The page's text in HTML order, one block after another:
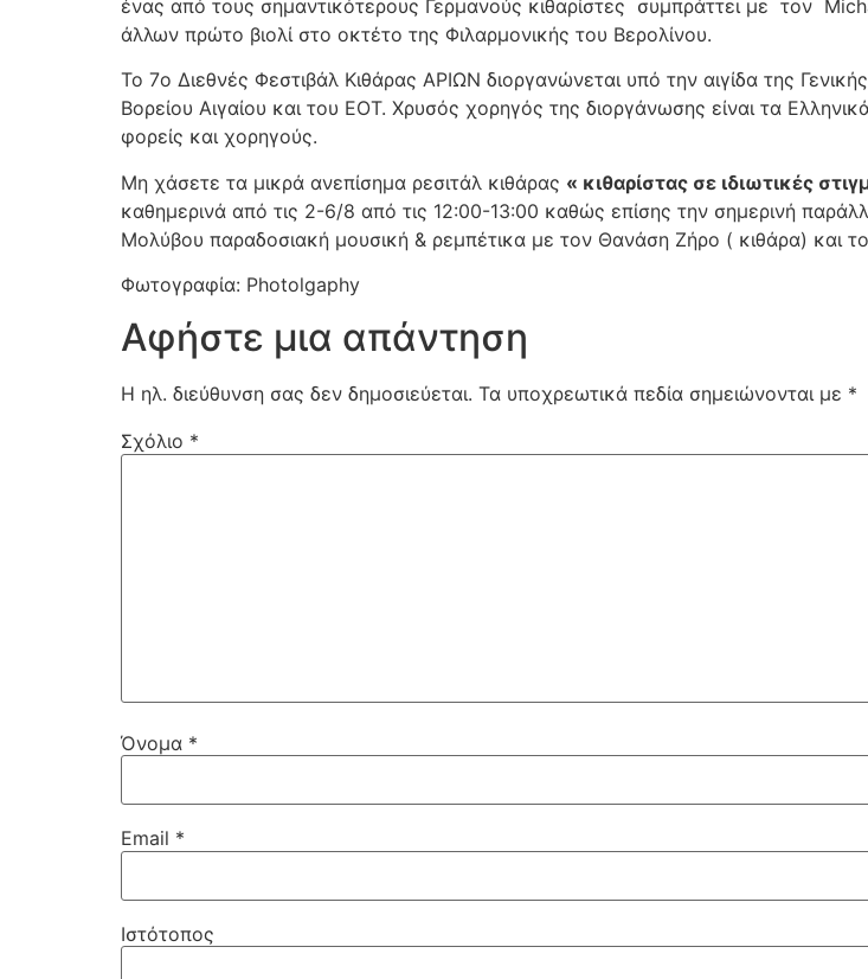
ένας από τους σημαντικότερους Γερμανούς κιθαρίστες συμπράττει με τον
άλλων πρώτο βιολί στο οκτέτο της Φιλαρμονικής του Βερολίνου.
Το 7o Διεθνές Φεστιβάλ Κιθάρας ΑΡΙΩΝ διοργανώνεται υπό την αιγίδα της
Βορείου Αιγαίου και του ΕΟΤ. Χρυσός χορηγός της διοργάνωσης είναι τα
φορείς και χορηγούς.
Μη χάσετε τα μικρά ανεπίσημα ρεσιτάλ κιθάρας « κιθαρίστας σε ιδιωτικές
καθημερινά από τις 2-6/8 από τις 12:00-13:00 καθώς επίσης την σημερινή
Μολύβου παραδοσιακή μουσική & ρεμπέτικα με τον Θανάση Ζήρο ( κιθάρα) και
Φωτογραφία: Photolgaphy
Αφήστε μια απάντηση
Η ηλ. διεύθυνση σας δεν δημοσιεύεται. Τα υποχρεωτικά πεδία σημειώνονται με *
Σχόλιο *
Όνομα *
Email *
Ιστότοπος